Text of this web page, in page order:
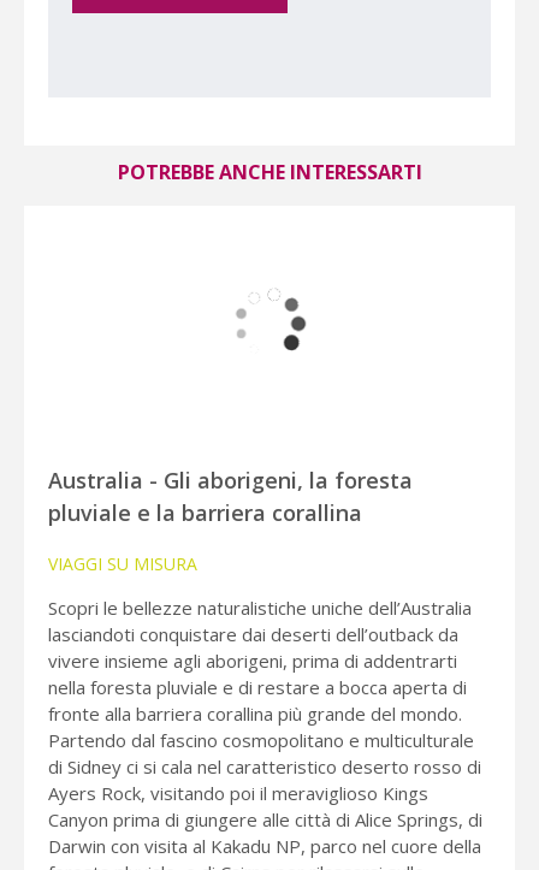
POTREBBE ANCHE INTERESSARTI
Australia - Gli aborigeni, la foresta
pluviale e la barriera corallina
VIAGGI SU MISURA
Scopri le bellezze naturalistiche uniche dell’Australia
lasciandoti conquistare dai deserti dell’outback da
vivere insieme agli aborigeni, prima di addentrarti
nella foresta pluviale e di restare a bocca aperta di
fronte alla barriera corallina più grande del mondo.
Partendo dal fascino cosmopolitano e multiculturale
di Sidney ci si cala nel caratteristico deserto rosso di
Ayers Rock, visitando poi il meraviglioso Kings
Canyon prima di giungere alle città di Alice Springs, di
Darwin con visita al Kakadu NP, parco nel cuore della